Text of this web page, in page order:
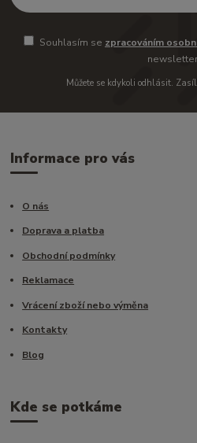
Souhlasím se zpracováním
Můžete se kdykoli odhlásit.
Informace pro vás
O nás
Doprava a platba
Obchodní podmínky
Reklamace
Vrácení zboží nebo výměna
Kontakty
Blog
Kde se potkáme